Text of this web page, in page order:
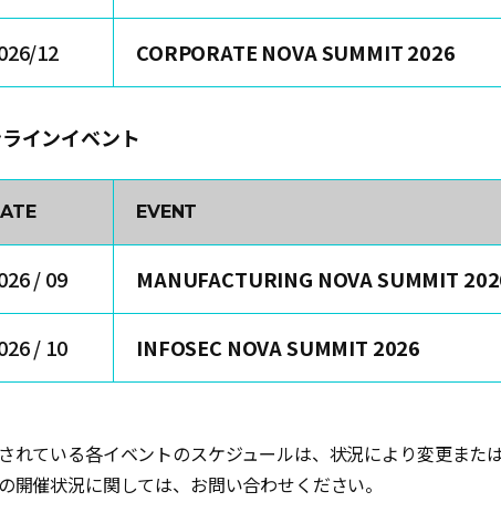
12 CORPORATE NOVA SUMMIT 2026
インイベント
EVENT
/ 09 MANUFACTURING NOVA SUMMIT
/ 10 INFOSEC NOVA SUMMIT 2026
れている各イベントのスケジュールは、状況により変更また
開催状況に関しては、お問い合わせください。